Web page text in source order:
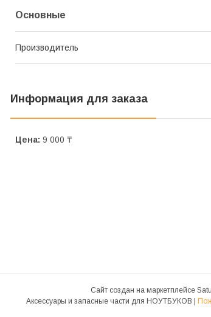
Основные
Производитель
Информация для заказа
Цена: 9 000 ₸
Сайт создан на маркетплейсе
Аксессуары и запасные части для НОУТБУКОВ |